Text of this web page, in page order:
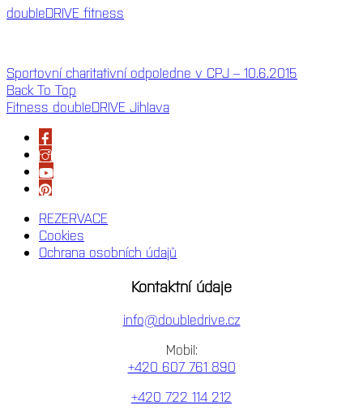
doubleDRIVE fitness
Sportovní charitativní odpoledne v CPJ – 10.6.2015
Back To Top
Fitness doubleDRIVE Jihlava
REZERVACE
Cookies
Ochrana osobních údajů
Kontaktní údaje
info@doubledrive.cz
Mobil:
+420 607 761 890
+420 722 114 212